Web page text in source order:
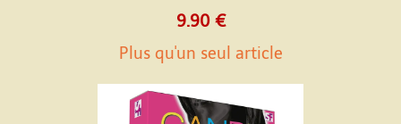
9.90 €
Plus qu'un seul article